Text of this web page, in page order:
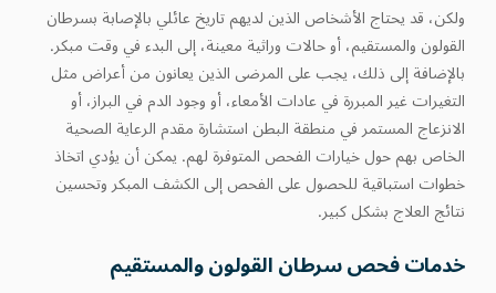
ولكن، قد يحتاج الأشخاص الذين لديهم تاريخ عائلي بالإصابة بسرطان
القولون والمستقيم، أو حالات وراثية معينة، إلى البدء في وقت مبكر.
بالإضافة إلى ذلك، يجب على المرضى الذين يعانون من أعراض مثل
التغيرات غير المبررة في عادات الأمعاء، أو وجود الدم في البراز، أو
الانزعاج المستمر في منطقة البطن استشارة مقدم الرعاية الصحية
الخاص بهم حول خيارات الفحص المتوفرة لهم. يمكن أن يؤدي اتخاذ
خطوات استباقية للحصول على الفحص إلى الكشف المبكر وتحسين
نتائج العلاج بشكل كبير.
خدمات فحص سرطان القولون والمستقيم